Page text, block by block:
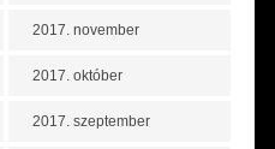
2017. november
2017. október
2017. szeptember